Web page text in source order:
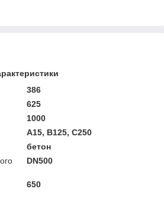
386
625
1000
A15, B125, C250
бетон
DN500
650